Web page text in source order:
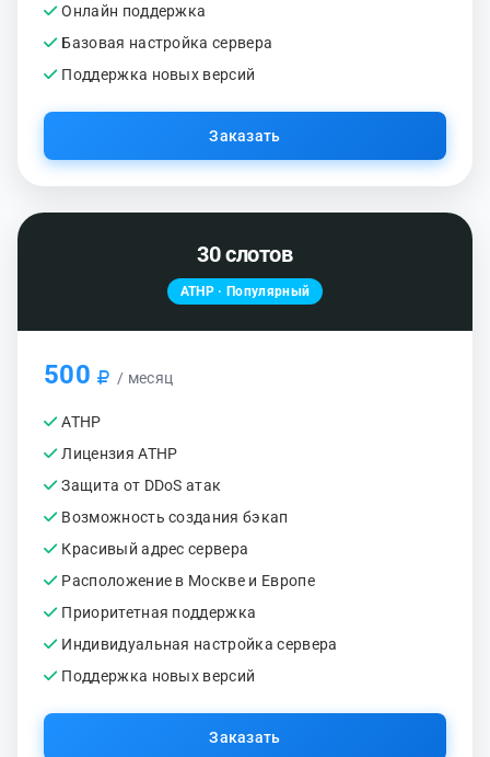
Онлайн поддержка
Базовая настройка сервера
Поддержка новых версий
Заказать
30 слотов
ATHP · Популярный
500 / месяц
ATHP
Лицензия ATHP
Защита от DDoS атак
Возможность создания бэкап
Красивый адрес сервера
Расположение в Москве и Европе
Приоритетная поддержка
Индивидуальная настройка сервера
Поддержка новых версий
Заказать